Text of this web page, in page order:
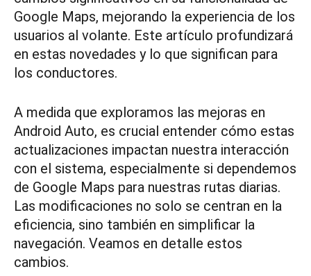
Google Maps, mejorando la experiencia de los
usuarios al volante. Este artículo profundizará
en estas novedades y lo que significan para
los conductores.
A medida que exploramos las mejoras en
Android Auto, es crucial entender cómo estas
actualizaciones impactan nuestra interacción
con el sistema, especialmente si dependemos
de Google Maps para nuestras rutas diarias.
Las modificaciones no solo se centran en la
eficiencia, sino también en simplificar la
navegación. Veamos en detalle estos
cambios.